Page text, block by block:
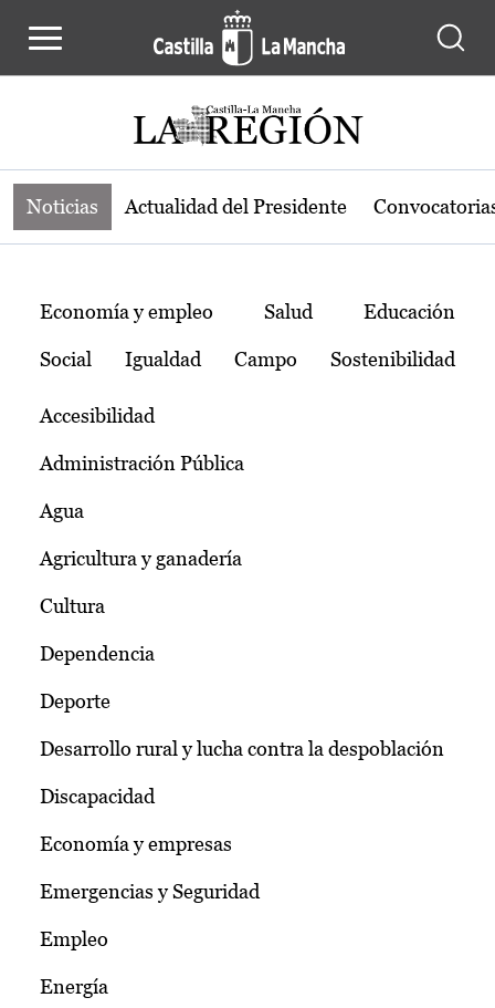
Noticias de la región de Castilla-La
Noticias Actualidad del Presidente
Temas
Economía y empleo Salud Educación
Social Igualdad Campo Sostenibilidad
Accesibilidad
Administración Pública
Agua
Agricultura y ganadería
Cultura
Dependencia
Deporte
Desarrollo rural y lucha contra la despoblación
Discapacidad
Economía y empresas
Emergencias y Seguridad
Empleo
Energía